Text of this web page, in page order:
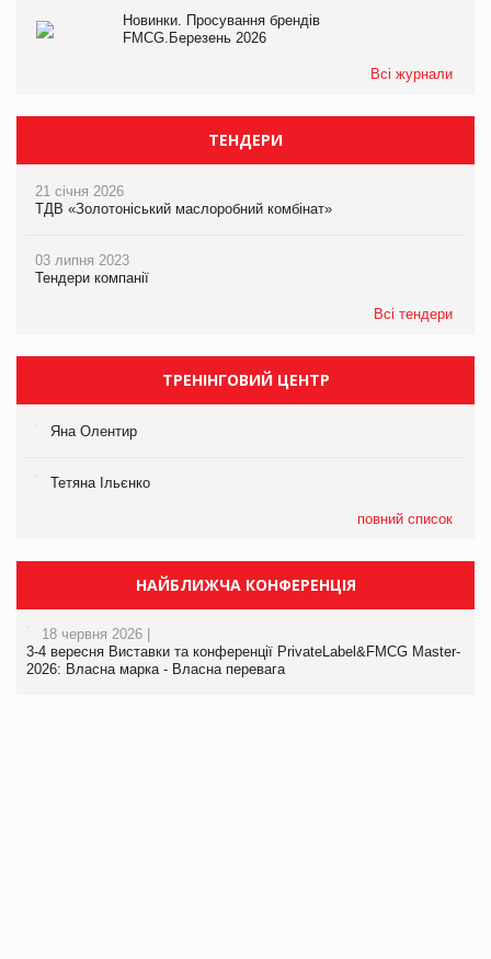
Новинки. Просування брендів
FMCG.Березень 2026
Всі журнали
ТЕНДЕРИ
21 січня 2026
ТДВ «Золотоніський маслоробний комбінат»
03 липня 2023
Тендери компанії
Всі тендери
ТРЕНІНГОВИЙ ЦЕНТР
Яна Олентир
Тетяна Ільєнко
повний список
НАЙБЛИЖЧА КОНФЕРЕНЦІЯ
18 червня 2026 |
3-4 вересня Виставки та конференції PrivateLabel&FMCG Master-
2026: Власна марка - Власна перевага